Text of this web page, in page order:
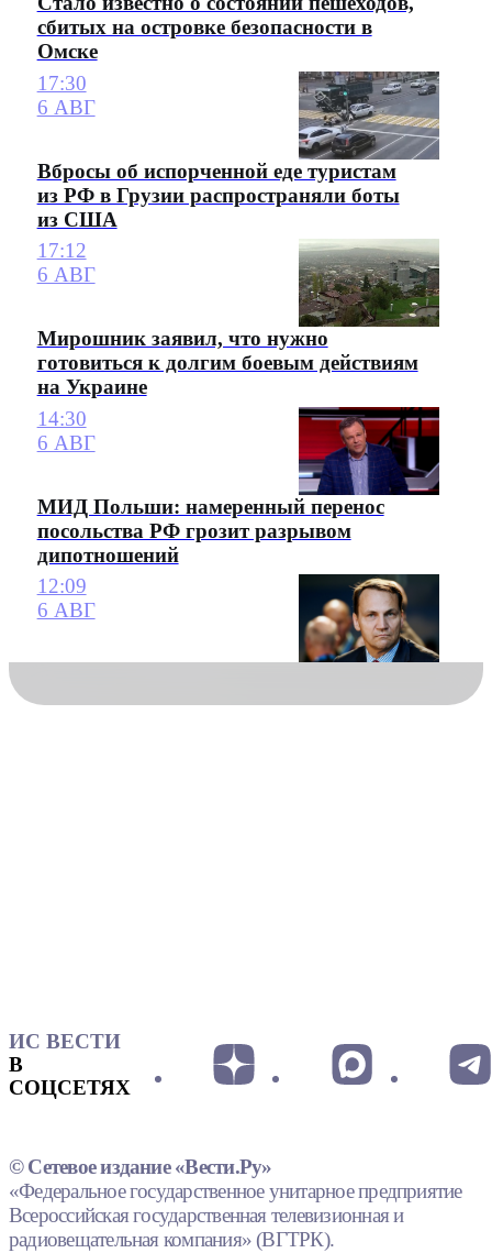
сбитых на островке безопасности в
Омске
17:30
6 АВГ
Вбросы об испорченной еде туристам
из РФ в Грузии распространяли боты
из США
17:12
6 АВГ
Мирошник заявил, что нужно
готовиться к долгим боевым действиям
на Украине
14:30
6 АВГ
МИД Польши: намеренный перенос
посольства РФ грозит разрывом
дипотношений
12:09
6 АВГ
ИС ВЕСТИ
В
СОЦСЕТЯХ
© Сетевое издание «Вести.Ру»
«Федеральное государственное унитарное предприятие
Всероссийская государственная телевизионная и
радиовещательная компания» (ВГТРК).